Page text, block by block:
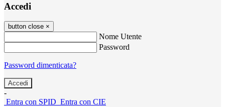
Accedi
button close ×
Nome Utente
Password
Password dimenticata?
-
Entra con SPID Entra con CIE